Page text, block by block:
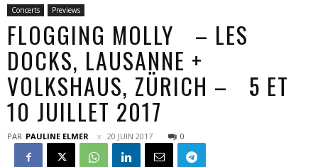
Concerts Previews
FLOGGING MOLLY – LES
DOCKS, LAUSANNE +
VOLKSHAUS, ZÜRICH – 5 ET
10 JUILLET 2017
PAR PAULINE ELMER 20 JUIN 2017 0